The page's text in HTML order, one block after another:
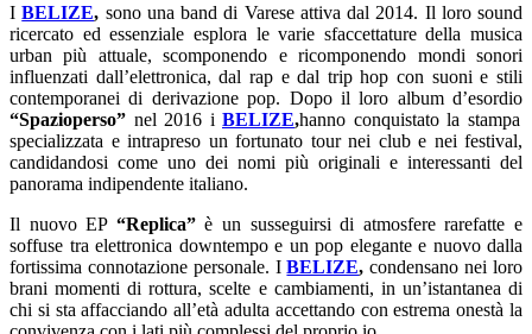
IBELIZE, sono una band di Varese attiva dal 2014. Il loro sound
ricercato ed essenziale esplora le varie sfaccettature della musica
urban più attuale, scomponendo e ricomponendo mondi sonori
influenzati dall’elettronica, dal rap e dal trip hop con suoni e stili
contemporanei di derivazione pop. Dopo il loro album d’esordio
“Spazioperso” nel 2016 i BELIZE,hanno conquistato la stampa
specializzata e intrapreso un fortunato tour nei club e nei festival,
candidandosi come uno dei nomi più originali e interessanti del
panorama indipendente italiano.
Il nuovo EP “Replica”è un susseguirsi di atmosfere rarefatte e
soffuse tra elettronica downtempo e un pop elegante e nuovo dalla
fortissima connotazione personale. IBELIZE, condensano nei loro
brani momenti di rottura, scelte e cambiamenti, in un’istantanea di
chi si sta affacciando all’età adulta accettando con estrema onestà la